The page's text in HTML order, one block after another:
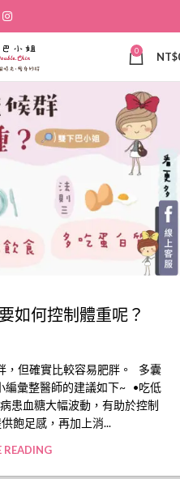
0 NT$
如何控制體重呢？
，但確實比較容易肥胖。 多囊
編彙整醫師的建議如下~ •吃低
患血糖大幅波動，有助於控制
飽足感，再加上消...
READING